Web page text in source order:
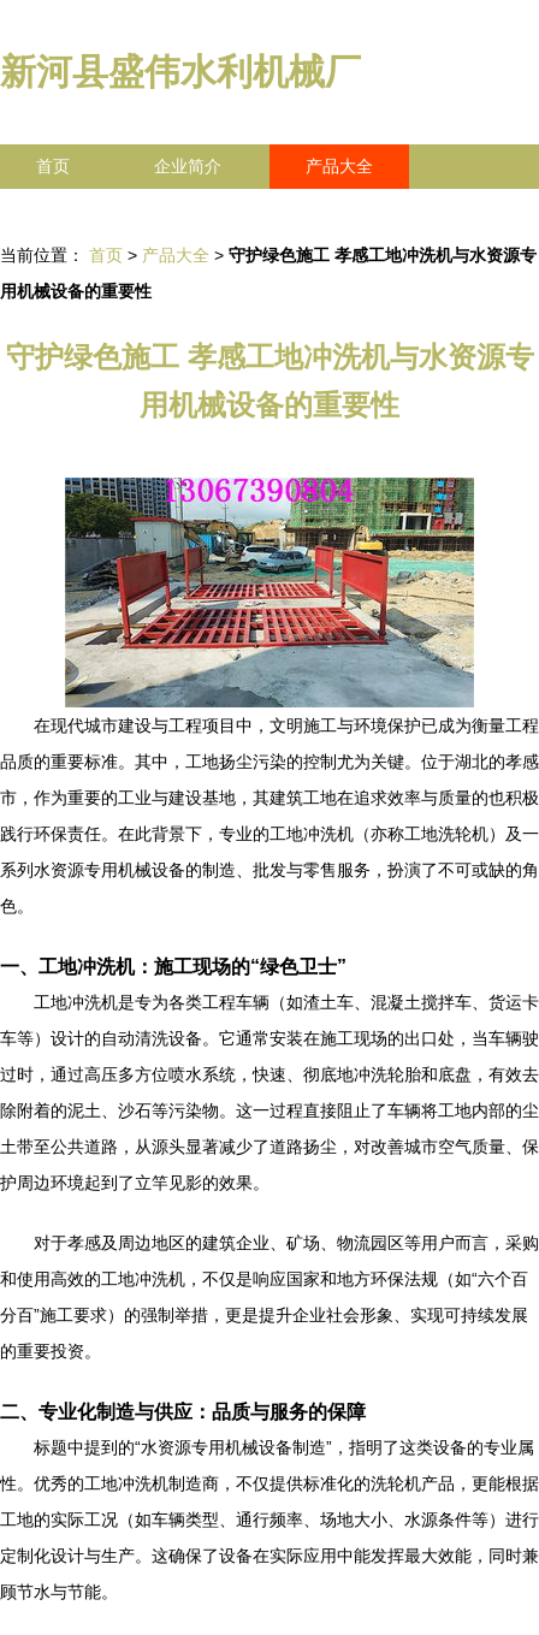
新河县盛伟水利机械厂
首页 企业简介 产品大全
当前位置： 首页 > 产品大全 > 守护绿色施工 孝感工地冲洗机与水资源专
用机械设备的重要性
守护绿色施工 孝感工地冲洗机与水资源专
用机械设备的重要性
在现代城市建设与工程项目中，文明施工与环境保护已成为衡量工程
品质的重要标准。其中，工地扬尘污染的控制尤为关键。位于湖北的孝感
市，作为重要的工业与建设基地，其建筑工地在追求效率与质量的也积极
践行环保责任。在此背景下，专业的工地冲洗机（亦称工地洗轮机）及一
系列水资源专用机械设备的制造、批发与零售服务，扮演了不可或缺的角
色。
一、工地冲洗机：施工现场的“绿色卫士”
工地冲洗机是专为各类工程车辆（如渣土车、混凝土搅拌车、货运卡
车等）设计的自动清洗设备。它通常安装在施工现场的出口处，当车辆驶
过时，通过高压多方位喷水系统，快速、彻底地冲洗轮胎和底盘，有效去
除附着的泥土、沙石等污染物。这一过程直接阻止了车辆将工地内部的尘
土带至公共道路，从源头显著减少了道路扬尘，对改善城市空气质量、保
护周边环境起到了立竿见影的效果。
对于孝感及周边地区的建筑企业、矿场、物流园区等用户而言，采购
和使用高效的工地冲洗机，不仅是响应国家和地方环保法规（如“六个百
分百”施工要求）的强制举措，更是提升企业社会形象、实现可持续发展
的重要投资。
二、专业化制造与供应：品质与服务的保障
标题中提到的“水资源专用机械设备制造”，指明了这类设备的专业属
性。优秀的工地冲洗机制造商，不仅提供标准化的洗轮机产品，更能根据
工地的实际工况（如车辆类型、通行频率、场地大小、水源条件等）进行
定制化设计与生产。这确保了设备在实际应用中能发挥最大效能，同时兼
顾节水与节能。